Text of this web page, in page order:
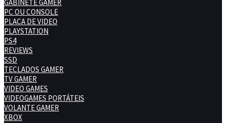
GABINETE GAMER
PC OU CONSOLE
PLACA DE VIDEO
PLAYSTATION
PS4
REVIEWS
SSD
TECLADOS GAMER
TV GAMER
VIDEO GAMES
VIDEOGAMES PORTÁTEIS
VOLANTE GAMER
XBOX